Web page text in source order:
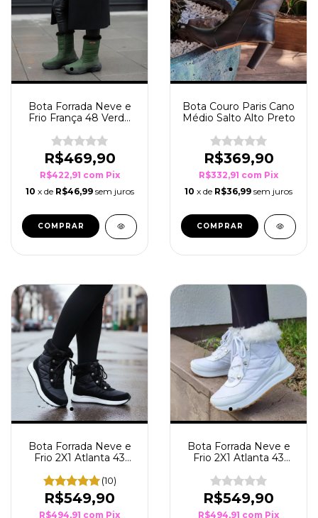
Bota Forrada Neve e
Frio França 48 Verde
R$469,90
R$422,91 com Pix
10 x de R$46,99 sem juros
COMPRAR
Bota Couro Paris Cano
Médio Salto Alto Preto
R$369,90
R$332,91 com Pix
10 x de R$36,99 sem juros
COMPRAR
Bota Forrada Neve e
Frio 2X1 Atlanta 43
(10)
R$549,90
R$494,91 com Pix
Bota Forrada Neve e
Frio 2X1 Atlanta 43
R$549,90
R$494,91 com Pix